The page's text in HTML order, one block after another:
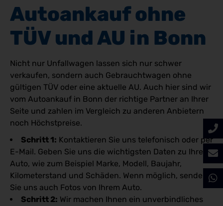
Autoankauf ohne
TÜV und AU in Bonn
Nicht nur Unfallwagen lassen sich nur schwer
verkaufen, sondern auch Gebrauchtwagen ohne
gültigen TÜV oder eine aktuelle AU. Auch hier sind wir
vom Autoankauf in Bonn der richtige Partner an Ihrer
Seite und zahlen im Vergleich zu anderen Anbietern
noch Höchstpreise.
Schritt 1: Kontaktieren Sie uns telefonisch oder per
E-Mail. Geben Sie uns die wichtigsten Daten zu Ihrem
Auto, wie zum Beispiel Marke, Modell, Baujahr,
Kilometerstand und Schäden. Wenn möglich, senden
Sie uns auch Fotos von Ihrem Auto.
Schritt 2: Wir machen Ihnen ein unverbindliches